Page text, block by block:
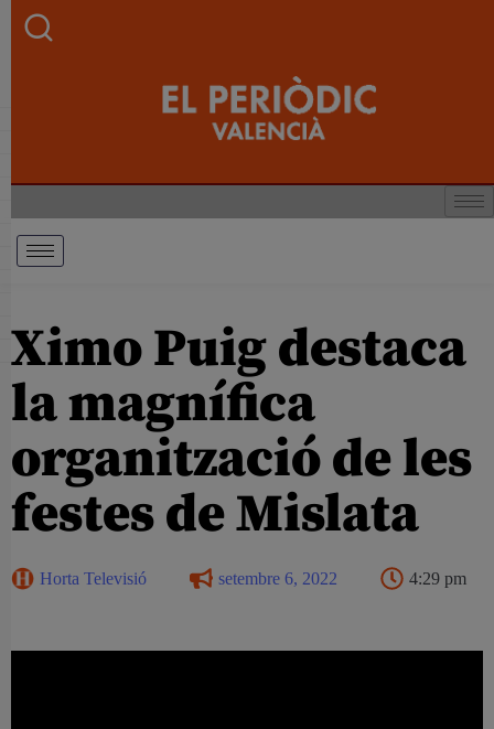
Ximo Puig destaca
la magnífica
organització de les
festes de Mislata
Horta Televisió setembre 6, 2022 4:29 pm